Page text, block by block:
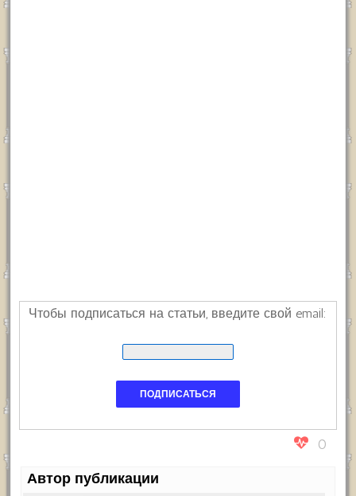
Чтобы подписаться на статьи, введите свой email:
0
Автор публикации